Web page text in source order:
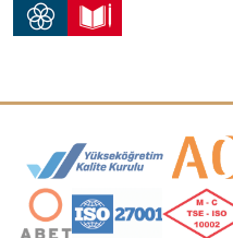
Akreditasyon ve